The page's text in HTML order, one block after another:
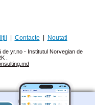
Contacte Noutati
de yr.no - Institutul Norvegian de